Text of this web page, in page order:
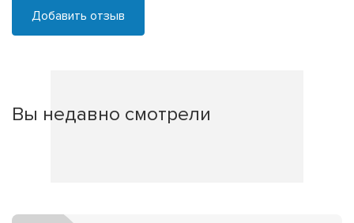
Добавить отзыв
Вы недавно смотрели